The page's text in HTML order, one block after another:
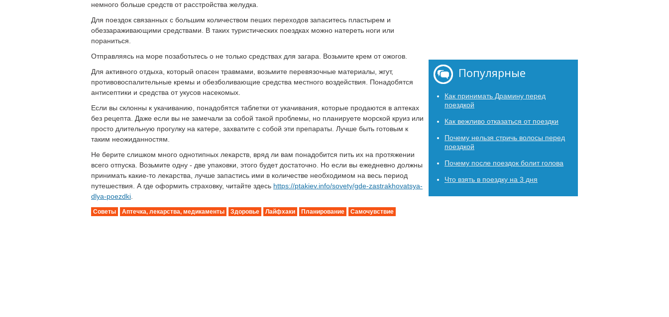
немного больше средств от расстройства желудка.
Для поездок связанных с большим количеством пеших переходов запаситесь пластырем и
обеззараживающими средствами. В таких туристических поездках можно натереть ноги или
пораниться.
Отправляясь на море позаботьтесь о не только средствах для загара. Возьмите крем от ожогов.
Для активного отдыха, который опасен травмами, возьмите перевязочные материалы, жгут,
противовоспалительные кремы и обезболивающие средства местного воздействия. Понадобятся
антисептики и средства от укусов насекомых.
Если вы склонны к укачиванию, понадобятся таблетки от укачивания, которые продаются в аптеках
без рецепта. Даже если вы не замечали за собой такой проблемы, но планируете морской круиз или
просто длительную прогулку на катере, захватите с собой эти препараты. Лучше быть готовым к
таким неожиданностям.
Не берите слишком много однотипных лекарств, вряд ли вам понадобится пить их на протяжении
всего отпуска. Возьмите одну - две упаковки, этого будет достаточно. Но если вы ежедневно должны
принимать какие-то лекарства, лучше запастись ими в количестве необходимом на весь период
путешествия. А где оформить страховку, читайте здесь https://ptakiev.info/sovety/gde-zastrakhovatsya-
dlya-poezdki
Советы Аптечка, лекарства, медикаменты Здоровье Лайфхаки Планирование Самочувствие
Популярные
Как принимать Драмину перед
поездкой
Как вежливо отказаться от поездки
Почему нельзя стричь волосы перед
поездкой
Почему после поездок болит голова
Что взять в поездку на 3 дня